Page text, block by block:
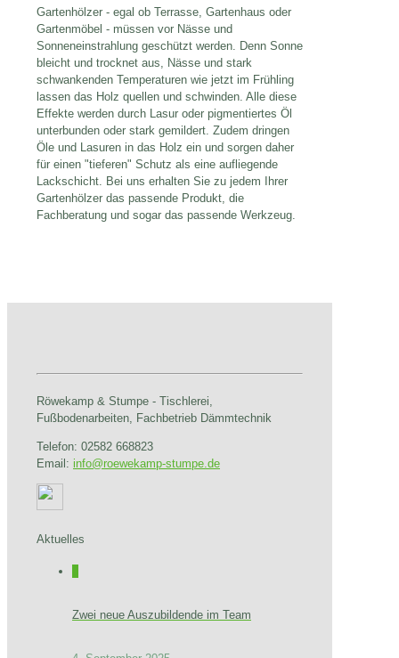
Gartenhölzer - egal ob Terrasse, Gartenhaus oder
Gartenmöbel - müssen vor Nässe und
Sonneneinstrahlung geschützt werden. Denn Sonne
bleicht und trocknet aus, Nässe und stark
schwankenden Temperaturen wie jetzt im Frühling
lassen das Holz quellen und schwinden. Alle diese
Effekte werden durch Lasur oder pigmentiertes Öl
unterbunden oder stark gemildert. Zudem dringen
Öle und Lasuren in das Holz ein und sorgen daher
für einen "tieferen" Schutz als eine aufliegende
Lackschicht. Bei uns erhalten Sie zu jedem Ihrer
Gartenhölzer das passende Produkt, die
Fachberatung und sogar das passende Werkzeug.
Röwekamp & Stumpe - Tischlerei,
Fußbodenarbeiten, Fachbetrieb Dämmtechnik
Telefon: 02582 668823
Email: info@roewekamp-stumpe.de
Aktuelles
Zwei neue Auszubildende im Team